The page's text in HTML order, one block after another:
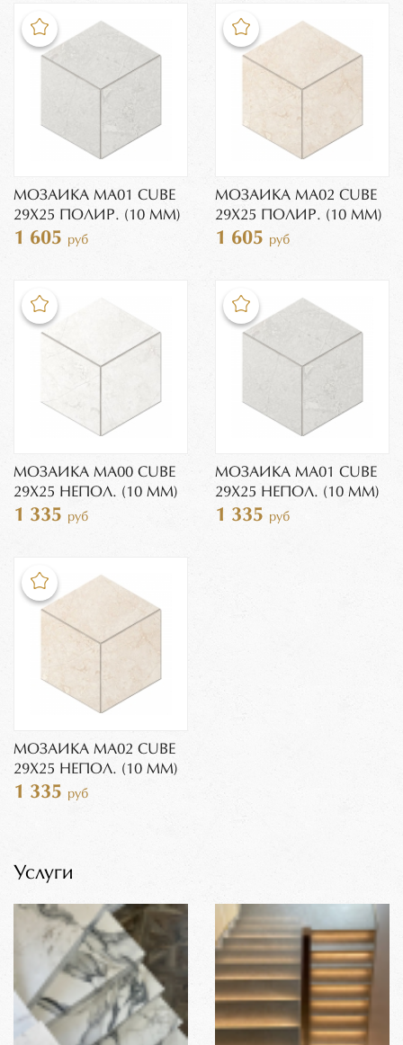
МОЗАИКА MA01 CUBE
29X25 ПОЛИР. (10 ММ)
1 605 руб
МОЗАИКА MA02 CUBE
29X25 ПОЛИР. (10 ММ)
1 605 руб
МОЗАИКА MA00 CUBE
29X25 НЕПОЛ. (10 ММ)
1 335 руб
МОЗАИКА MA01 CUBE
29X25 НЕПОЛ. (10 ММ)
1 335 руб
МОЗАИКА MA02 CUBE
29X25 НЕПОЛ. (10 ММ)
1 335 руб
Услуги